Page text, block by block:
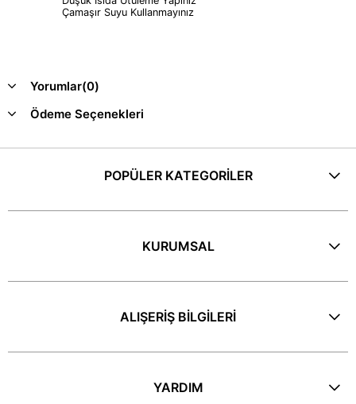
Çamaşır Suyu Kullanmayınız
Yorumlar(0)
Ödeme Seçenekleri
POPÜLER KATEGORİLER
KURUMSAL
ALIŞERİŞ BİLGİLERİ
YARDIM